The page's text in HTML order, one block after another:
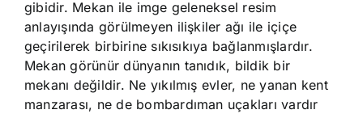
gibidir. Mekan ile imge geleneksel resim
anlayışında görülmeyen ilişkiler ağı ile içiçe
geçirilerek birbirine sıkısıkıya bağlanmışlardır.
Mekan görünür dünyanın tanıdık, bildik bir
mekanı değildir. Ne yıkılmış evler, ne yanan kent
manzarası, ne de bombardıman uçakları vardır